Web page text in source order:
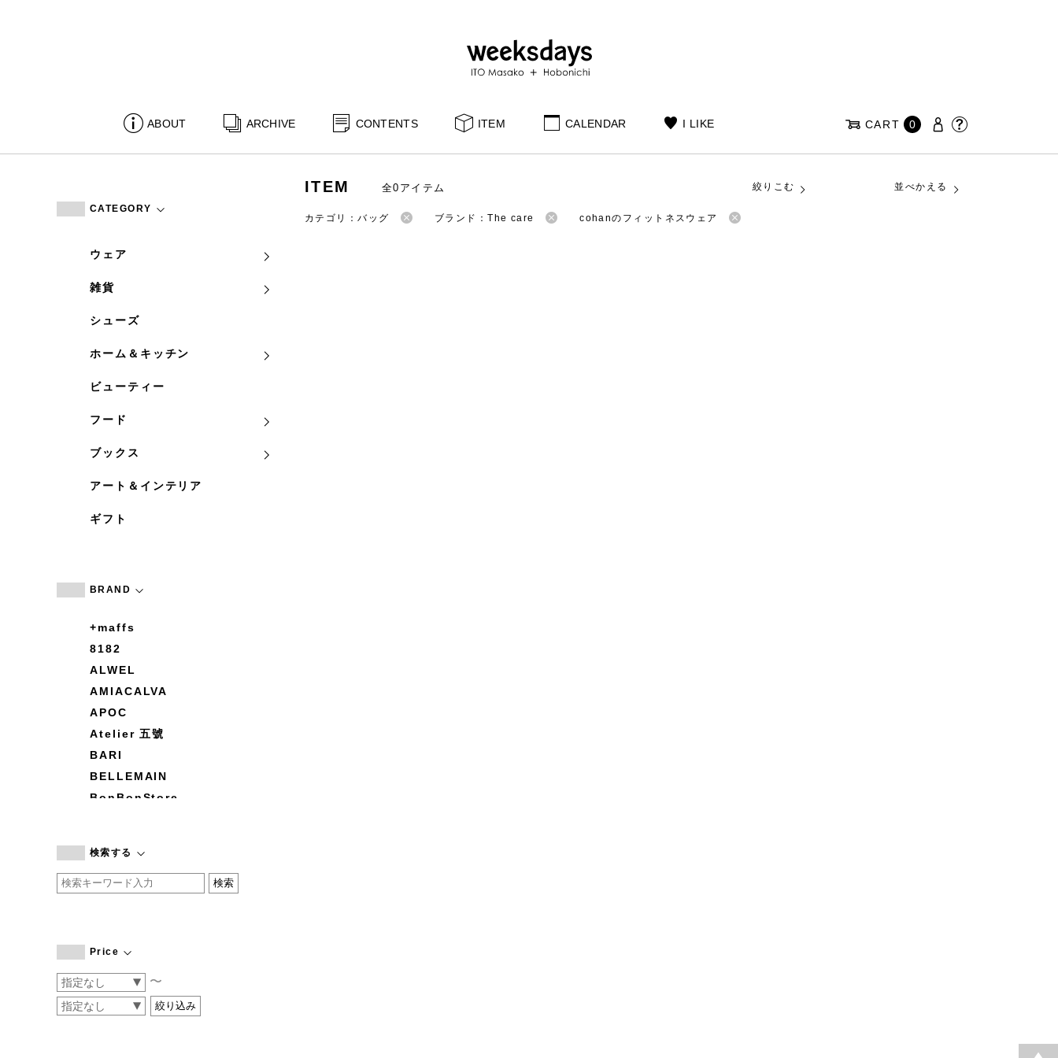
ABOUT ARCHIVE CONTENTS ITEM CALENDAR I LIKE CART 0
CATEGORY
ウェア
雑貨
シューズ
ホーム＆キッチン
ビューティー
フード
ブックス
アート＆インテリア
ギフト
BRAND
+maffs
8182
ALWEL
AMIACALVA
APOC
Atelier 五號
BARI
BELLEMAIN
BonBonStore
by basics
CATWORTH
COGTHEBIGSMOKE
CONVERSE
DEAN & DELUCA
検索する
Price
〜
ITEM 全0アイテム 絞りこむ 並べかえる
カテゴリ：バッグ ブランド：The care cohanのフィットネスウェア